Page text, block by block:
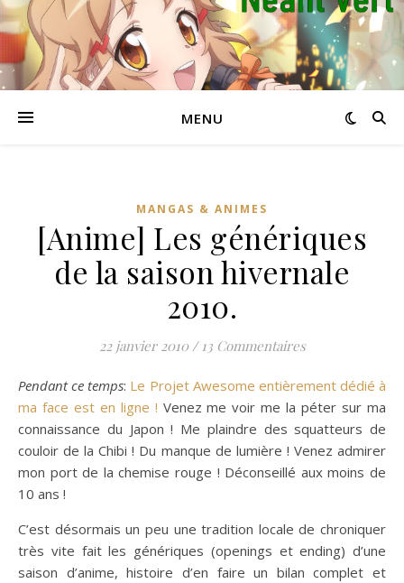
MENU
MANGAS & ANIMES
[Anime] Les génériques
de la saison hivernale
2010.
22 janvier 2010 / 13 Commentaires
Pendant ce temps: Le Projet Awesome entièrement dédié à
ma face est en ligne ! Venez me voir me la péter sur ma
connaissance du Japon ! Me plaindre des squatteurs de
couloir de la Chibi ! Du manque de lumière ! Venez admirer
mon port de la chemise rouge ! Déconseillé aux moins de
10 ans !
C’est désormais un peu une tradition locale de chroniquer
très vite fait les génériques (openings et ending) d’une
saison d’anime, histoire d’en faire un bilan complet et